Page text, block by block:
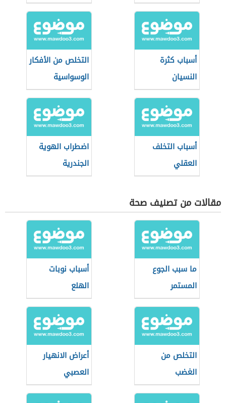
أسباب كثرة
النسيان
التخلص من الأفكار
الوسواسية
أسباب التخلف
العقلي
اضطراب الهوية
الجندرية
مقالات من تصنيف صحة
ما سبب الجوع
المستمر
أسباب نوبات
الهلع
التخلص من
الغضب
أعراض الانهيار
العصبي